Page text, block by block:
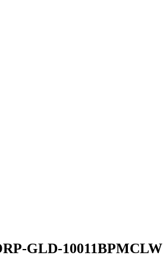
GLD-10011BPMCLW